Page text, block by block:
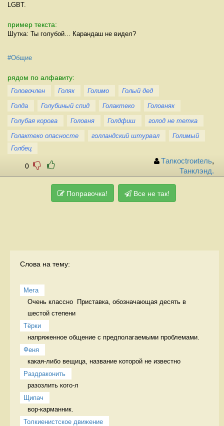
LGBT.
пример текста:
Шутка: Ты голубой... Карандаш не видел?
#Общие
рядом по алфавиту:
Головочлен Голяк Голимо
Голый дед
Голда
Голубиный спид Голактеко
Головняк
Голубая корова
Головня Голдфиш
голод не тетка
Голактеко опасносте
голландский штурвал
Голимый
Голбец
0
Тanкосtrоиteль,
Танклэнд.
Поправочка! Все не так!
Слова на тему:
Мега
Очень классно  Приставка, обозначающая десять в
шестой степени
Тёрки
напряженное общение с предполагаемыми проблемами.
Феня
какая-либо вещица, название которой не известно
Раздраконить
разозлить кого-л
Щипач
вор-карманник.
Толкиенистское движение